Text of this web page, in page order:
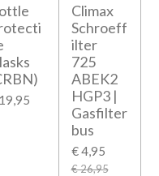
Climax
Schroeff
ilter
725
ABEK2
HGP3 |
Gasfilter
bus
€ 4,95
€ 26,95